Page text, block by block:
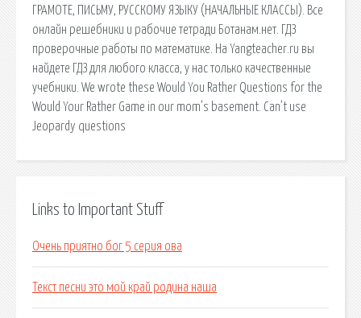
ГРАМОТЕ, ПИСЬМУ, РУССКОМУ ЯЗЫКУ (НАЧАЛЬНЫЕ КЛАССЫ). Все
онлайн решебники и рабочие тетради Ботанам.нет. ГДЗ
проверочные работы по математике. На Yangteacher.ru вы
найдете ГДЗ для любого класса, у нас только качественные
учебники. We wrote these Would You Rather Questions for the
Would Your Rather Game in our mom’s basement. Can’t use
Jeopardy questions
Links to Important Stuff
Очень приятно бог 5 серия ова
Текст песни это мой край родина наша